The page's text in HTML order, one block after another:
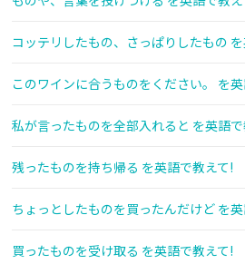
コッテリしたもの、さっぱりしたもの
このワインに合うものをください。 を
私が言ったものを全部入れると を英語
残ったものを持ち帰る を英語で教えて!
ちょっとしたものを買ったんだけど を
買ったものを受け取る を英語で教えて!